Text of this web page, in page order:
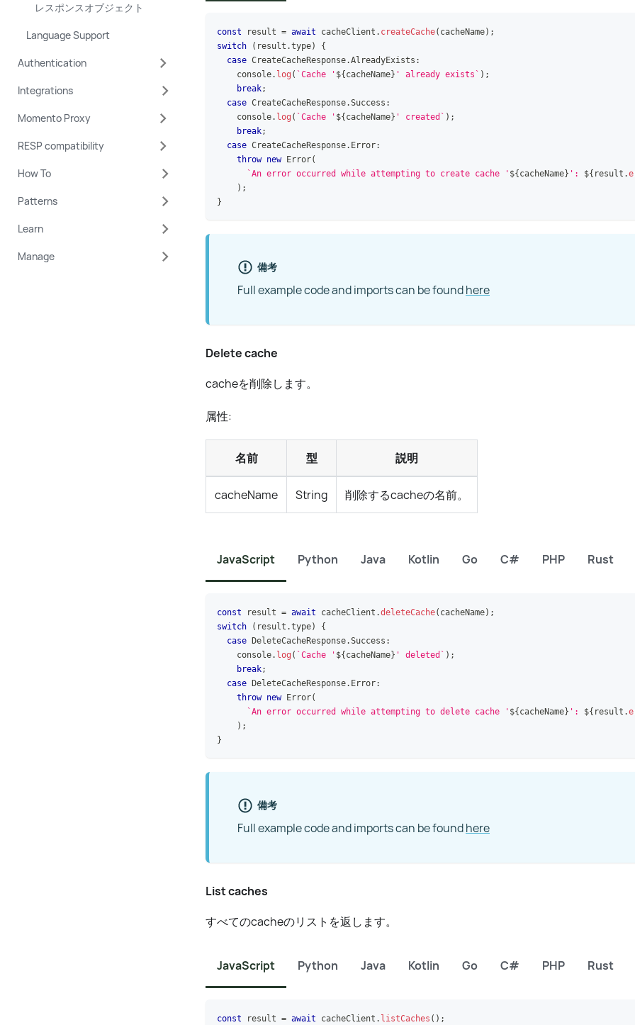
レスポンスオブジェクト
Language Support
Authentication
Integrations
Momento Proxy
RESP compatibility
How To
Patterns
Learn
Manage
const result = await cacheClient . createCache( cacheName) ;
switch
( result .type)
{
case CreateCacheResponse.AlreadyExists :
console. log ( `Cache ' ${ cacheName} ' already exists ` ) ;
break;
case CreateCacheResponse.Success :
console. log ( `Cache ' ${ cacheName} ' created ` ) ;
break;
case CreateCacheResponse. Error:
throw new Error(
`An error occurred while attempting to create cache ' ${ cacheName} ': ${ result .
) ;
}
備考
Full example code and imports can be foundhere
Delete cache
cacheを削除します。
属性:
名前 型 説明
cacheName String 削除するcacheの名前。
JavaScript Python Java Kotlin Go C# PHP Rust
const result = await cacheClient .deleteCache( cacheName) ;
switch
( result .type)
{
case
DeleteCacheResponse.Success :
console. log ( `Cache ' ${ cacheName} ' deleted ` ) ;
break;
case
DeleteCacheResponse. Error:
throw new Error(
`An error occurred while attempting to delete cache ' ${ cacheName} ': ${ result .
) ;
}
備考
Full example code and imports can be foundhere
List caches
すべてのcacheのリストを返します。
JavaScript Python Java Kotlin Go C# PHP Rust
const result = await cacheClient . listCaches ( ) ;